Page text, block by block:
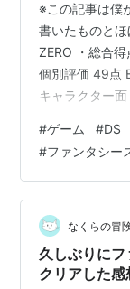
※この記事は僕
書いたものと
ZERO ・総合
個別評価 49点
キャラクター
ァンタシース
つつ、DS用に
ファンタシー
クターなどす
ラクターから自
#ゲーム #DS
#ファンタシー
なくらの冒
久しぶりに
クリアした感